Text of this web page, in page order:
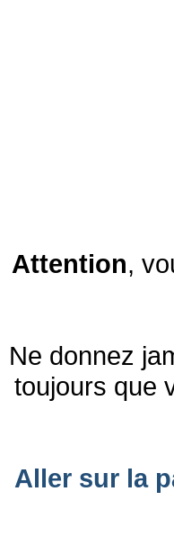
Attention,
Ne donnez
toujours que
Aller sur la